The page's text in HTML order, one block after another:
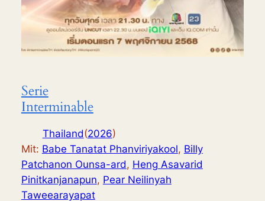
Serie
Interminable
Thailand(2026)
Mit: Babe Tanatat Phanviriyakool, Billy
Patchanon Ounsa-ard, Heng Asavarid
Pinitkanjanapun, Pear Neilinyah
Taweearayapat